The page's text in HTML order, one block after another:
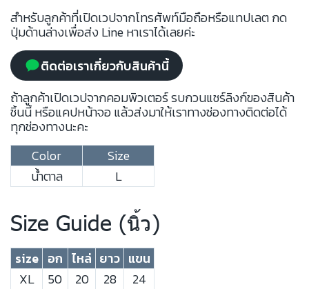
สำหรับลูกค้าที่เปิดเวปจากโทรศัพท์มือถือหรือแทปเลต กด
ปุ่มด้านล่างเพื่อส่ง Line หาเราได้เลยค่ะ
ติดต่อเราเกี่ยวกับสินค้านี้
ถ้าลูกค้าเปิดเวปจากคอมพิวเตอร์ รบกวนแชร์ลิงก์ของสินค้า
ชิ้นนี้ หรือแคปหน้าจอ แล้วส่งมาให้เราทางช่องทางติดต่อได้
ทุกช่องทางนะคะ
Color
Size
น้ำตาล
L
Size Guide (นิ้ว)
size อก ไหล่ ยาว แขน
XL
50 20 28
24